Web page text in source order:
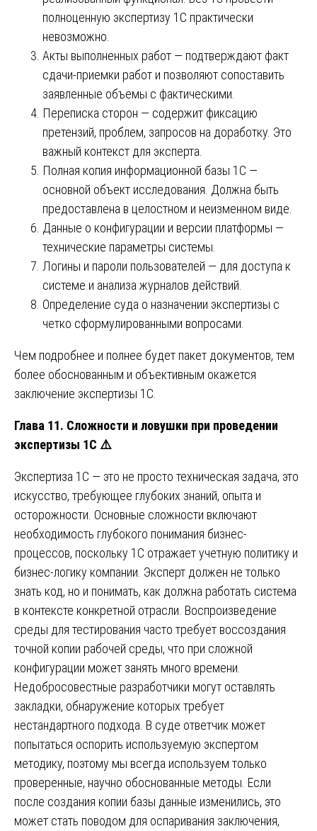
полноценную экспертизу 1С практически
невозможно.
Акты выполненных работ — подтверждают факт
сдачи-приемки работ и позволяют сопоставить
заявленные объемы с фактическими.
Переписка сторон — содержит фиксацию
претензий, проблем, запросов на доработку. Это
важный контекст для эксперта.
Полная копия информационной базы 1С —
основной объект исследования. Должна быть
предоставлена в целостном и неизменном виде.
Данные о конфигурации и версии платформы —
технические параметры системы.
Логины и пароли пользователей — для доступа к
системе и анализа журналов действий.
Определение суда о назначении экспертизы с
четко сформулированными вопросами.
Чем подробнее и полнее будет пакет документов, тем
более обоснованным и объективным окажется
заключение экспертизы 1С.
Глава 11. Сложности и ловушки при проведении
экспертизы 1С ⚠️
Экспертиза 1С — это не просто техническая задача, это
искусство, требующее глубоких знаний, опыта и
осторожности. Основные сложности включают
необходимость глубокого понимания бизнес-
процессов, поскольку 1С отражает учетную политику и
бизнес-логику компании. Эксперт должен не только
знать код, но и понимать, как должна работать система
в контексте конкретной отрасли. Воспроизведение
среды для тестирования часто требует воссоздания
точной копии рабочей среды, что при сложной
конфигурации может занять много времени.
Недобросовестные разработчики могут оставлять
закладки, обнаружение которых требует
нестандартного подхода. В суде ответчик может
попытаться оспорить используемую экспертом
методику, поэтому мы всегда используем только
проверенные, научно обоснованные методы. Если
после создания копии базы данные изменились, это
может стать поводом для оспаривания заключения,